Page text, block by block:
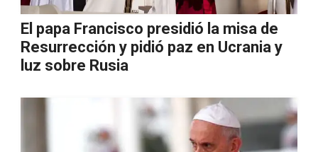
El papa Francisco presidió la misa de
Resurrección y pidió paz en Ucrania y
luz sobre Rusia